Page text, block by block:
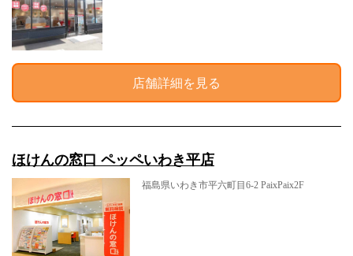
店舗詳細を見る
ほけんの窓口 ペッペいわき平店
福島県いわき市平六町目6-2 PaixPaix2F